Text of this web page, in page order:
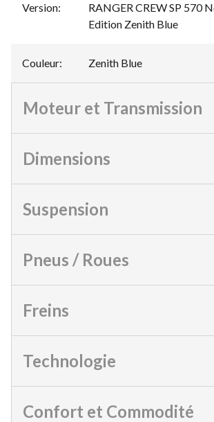
Version:
RANGER CREW SP 570
Edition Zenith Blue
Couleur: Zenith Blue
Moteur et Transmission
Dimensions
Suspension
Pneus / Roues
Freins
Technologie
Confort et Commodité